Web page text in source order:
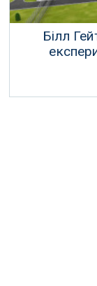
Білл